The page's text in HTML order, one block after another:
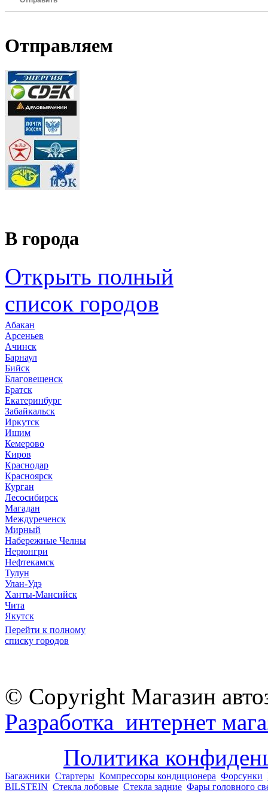
Отправляем
В города
Открыть полный
список городов
Абакан
Арсеньев
Ачинск
Барнаул
Бийск
Благовещенск
Братск
Екатеринбург
Забайкальск
Иркутск
Ишим
Кемерово
Киров
Краснодар
Красноярск
Курган
Лесосибирск
Магадан
Междуреченск
Мирный
Набережные Челны
Нерюнгри
Нефтекамск
Тулун
Улан-Удэ
Ханты-Мансийск
Чита
Якутск
Перейти к полному
списку городов
© Copyright Магазин
Разработка интернет
Политика
Багажники Стартеры Компрессоры кондиционера Форсунки
BILSTEIN Стекла лобовые Стекла задние Фары головного